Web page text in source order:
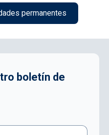
permanentes
boletín de